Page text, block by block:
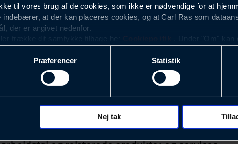
til vores brug af de cookies, som ikke er nødvendige for at
indebærer, at der kan placeres cookies, og at Carl Ras som
der er angivet nedenfor.
trække dit samtykke tilbage her
. Under "Om" kan
med det formål at optimere design, brugervenlighed og
analyser af, hvilke oplysninger der er mest populære, og som
hvad der klikkes på, sider/indhold der besøges, browsertype,
(computer, smartphone mv.) samt de features, der anvendes.
Præferencer Statistik
Nej tak
Nyhedsbrev
konkurrencer, information om events, der